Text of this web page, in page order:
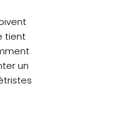
tient
un